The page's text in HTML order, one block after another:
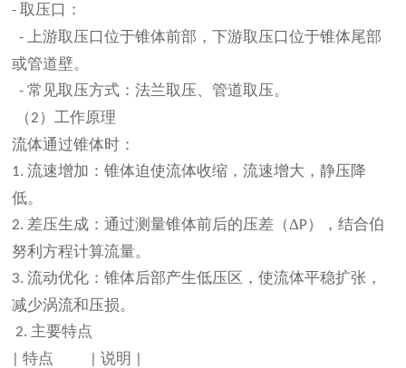
-取压口：
-上游取压口位于锥体前部，下游取压口位于锥体尾部
或管道壁。
-常见取压方式：法兰取压、管道取压。
（2 ）工作原理
流体通过锥体时：
1.流速增加：锥体迫使流体收缩，流速增大，静压降
低。
2. 差压生成：通过测量锥体前后的压差（ΔP），结合伯
努利方程计算流量。
3.流动优化：锥体后部产生低压区，使流体平稳扩张，
减少涡流和压损。
2. 主要特点
|特点 |说明